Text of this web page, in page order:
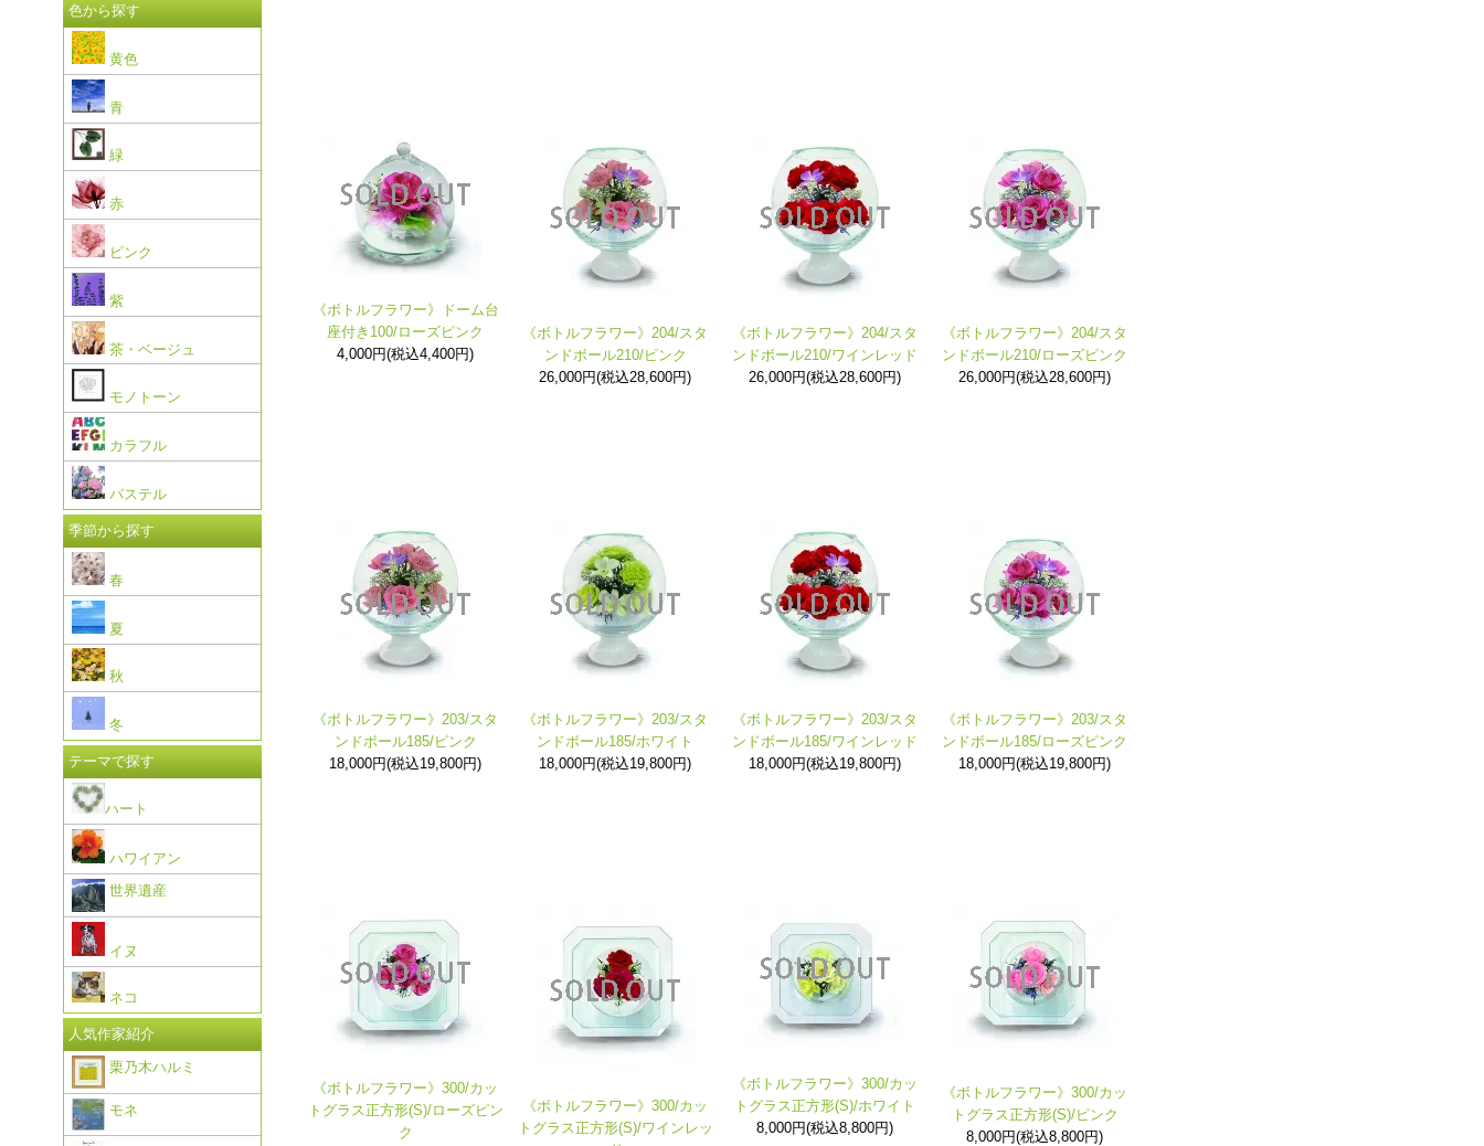
《ボトルフラワー》ドーム台
座付き100/ローズピンク
4,000円(税込4,400円)
《ボトルフラワー》204/スタ
ンドボール210/ピンク
26,000円(税込28,600円)
《ボトルフラワー》204/スタ
ンドボール210/ワインレッド
26,000円(税込28,600円)
《ボトルフラワー》204/スタ
ンドボール210/ローズピンク
26,000円(税込28,600円)
《ボトルフラワー》203/スタ
ンドボール185/ピンク
18,000円(税込19,800円)
《ボトルフラワー》203/スタ
ンドボール185/ホワイト
18,000円(税込19,800円)
《ボトルフラワー》203/スタ
ンドボール185/ワインレッド
18,000円(税込19,800円)
《ボトルフラワー》203/スタ
ンドボール185/ローズピンク
18,000円(税込19,800円)
《ボトルフラワー》300/カッ
トグラス正方形(S)/ローズピン
ク
《ボトルフラワー》300/カッ
トグラス正方形(S)/ワインレッ
《ボトルフラワー》300/カッ
トグラス正方形(S)/ホワイト
8,000円(税込8,800円)
《ボトルフラワー》300/カッ
トグラス正方形(S)/ピンク
8,000円(税込8,800円)
色から探す
黄色
青
緑
赤
ピンク
紫
茶・ベージュ
モノトーン
カラフル
パステル
季節から探す
春
夏
秋
冬
テーマで探す
ハート
ハワイアン
世界遺産
イヌ
ネコ
人気作家紹介
栗乃木ハルミ
モネ